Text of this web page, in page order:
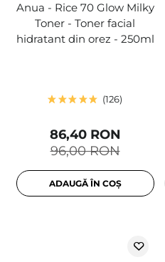
Anua - Rice 70 Glow Milky
Toner - Toner facial
hidratant din orez - 250ml
126
96,00 RON
86,40 RON
ADAUGĂ ÎN COȘ